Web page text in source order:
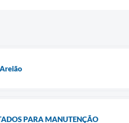
PARA MANUTENÇÃO